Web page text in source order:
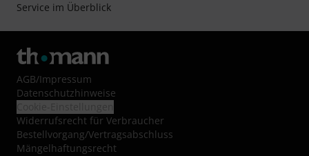
Service im Überblick
AGB/Impressum
Datenschutzhinweise
Widerrufsrecht für Verbraucher
Bestellvorgang/Vertragsabschluss
Mängelhaftungsrecht